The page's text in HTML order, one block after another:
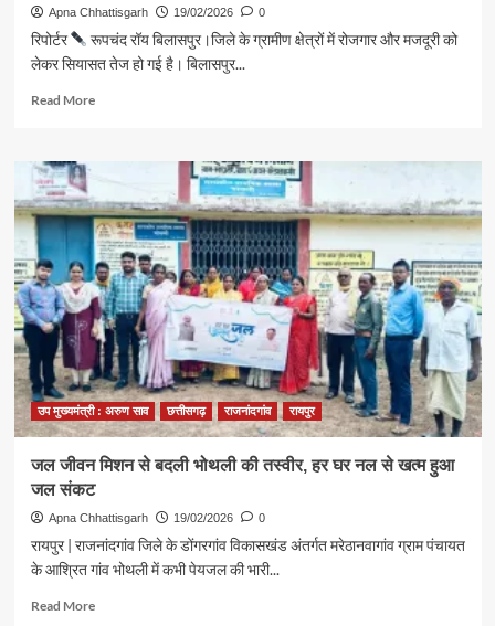
किया
भूमिपूजन
Apna Chhattisgarh 19/02/2026 0
रिपोर्टर
रूपचंद रॉय बिलासपुर।जिले के ग्रामीण क्षेत्रों में रोजगार और मजदूरी को
लेकर सियासत तेज हो गई है। बिलासपुर...
Read MoreRead
मजदूरी
को
लेकर
सियासत
तेज,
भाजपा
नेता
ने
वीबी
जी
राम
जी
योजना
को
बताया
मनरेगा
से
बेहतर
उप मुख्यमंत्री : अरुण साव छत्तीसगढ़ राजनांदगांव रायपुर
जल जीवन मिशन से बदली भोथली की तस्वीर, हर घर नल से खत्म हुआ
जल संकट
Apna Chhattisgarh 19/02/2026 0
रायपुर | राजनांदगांव जिले के डोंगरगांव विकासखंड अंतर्गत मरेठानवागांव ग्राम पंचायत
के आश्रित गांव भोथली में कभी पेयजल की भारी...
Read MoreRead